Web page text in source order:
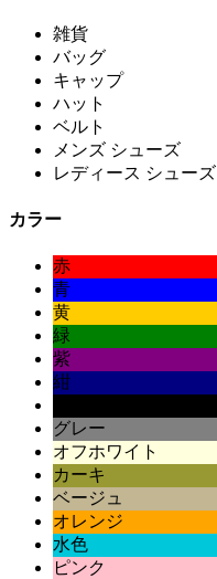
雑貨
バッグ
キャップ
ハット
ベルト
メンズ シューズ
レディース シューズ
カラー
赤
青
黄
緑
紫
紺
グレー
オフホワイト
カーキ
ベージュ
オレンジ
水色
ピンク